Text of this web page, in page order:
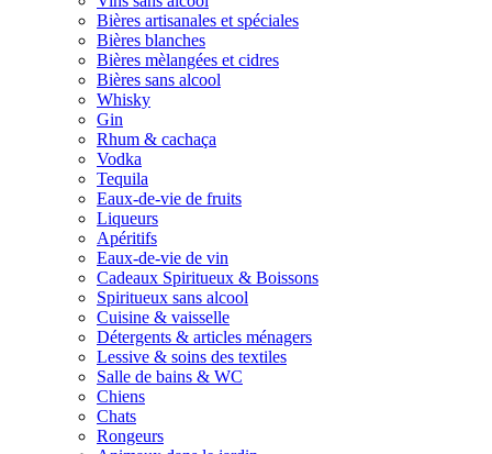
Bières artisanales et spéciales
Bières blanches
Bières mèlangées et cidres
Bières sans alcool
Whisky
Gin
Rhum & cachaça
Vodka
Tequila
Eaux-de-vie de fruits
Liqueurs
Apéritifs
Eaux-de-vie de vin
Cadeaux Spiritueux & Boissons
Spiritueux sans alcool
Cuisine & vaisselle
Détergents & articles ménagers
Lessive & soins des textiles
Salle de bains & WC
Chiens
Chats
Rongeurs